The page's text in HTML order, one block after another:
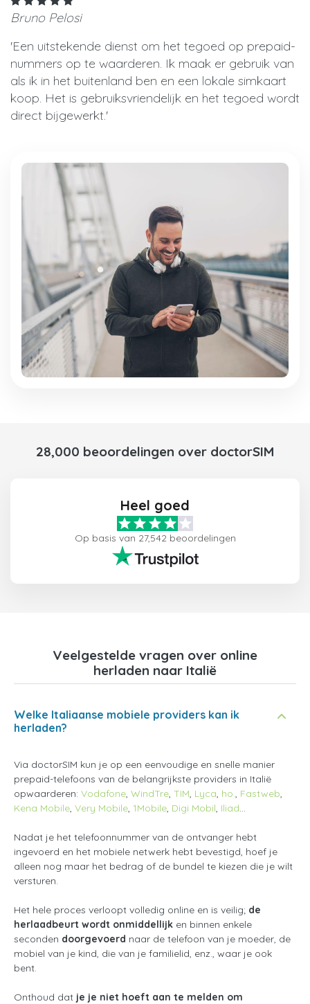
Bruno Pelosi
'Een uitstekende dienst om het tegoed op prepaid-
nummers op te waarderen. Ik maak er gebruik van
als ik in het buitenland ben en een lokale simkaart
koop. Het is gebruiksvriendelijk en het tegoed wordt
direct bijgewerkt.'
28,000 beoordelingen over doctorSIM
Heel goed
Op basis van 27,542 beoordelingen
Veelgestelde vragen over online
herladen naar Italië
Welke Italiaanse mobiele providers kan ik
herladen?
Via doctorSIM kun je op een eenvoudige en snelle manier
prepaid-telefoons van de belangrijkste providers in Italië
opwaarderen: Vodafone, WindTre, TIM, Lyca, ho., Fastweb,
Kena Mobile, Very Mobile, 1Mobile, Digi Mobil, Iliad...
Nadat je het telefoonnummer van de ontvanger hebt
ingevoerd en het mobiele netwerk hebt bevestigd, hoef je
alleen nog maar het bedrag of de bundel te kiezen die je wilt
versturen.
Het hele proces verloopt volledig online en is veilig; de
herlaadbeurt wordt onmiddellijk en binnen enkele
seconden doorgevoerd naar de telefoon van je moeder, de
mobiel van je kind, die van je familielid, enz., waar je ook
bent.
Onthoud dat je je niet hoeft aan te melden om